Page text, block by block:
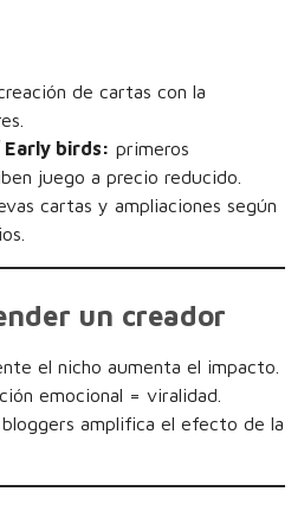
de cartas con la
birds: primeros
juego a precio reducido.
cartas y ampliaciones según
un creador
el nicho aumenta el impacto.
emocional = viralidad.
amplifica el efecto de la